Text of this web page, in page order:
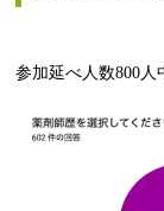
参加延べ人数800人